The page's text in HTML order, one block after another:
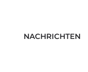
NACHRICHTEN